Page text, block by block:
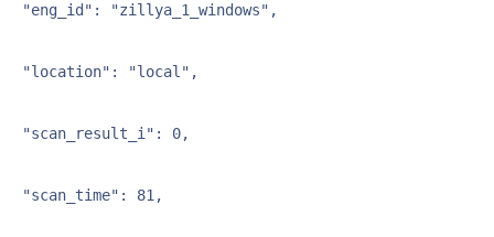
"eng_id": "zillya_1_windows",
"location": "local",
"scan_result_i": 0,
"scan_time": 81,